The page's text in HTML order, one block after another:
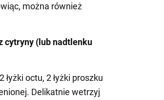
można również
cytryny (lub nadtlenku
octu, 2 łyżki proszku
Delikatnie wetrzyj